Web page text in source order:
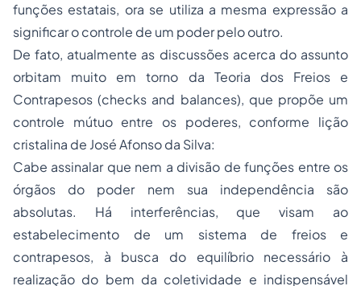
funções estatais, ora se utiliza a mesma expressão a
significar o controle de um poder pelo outro.
De fato, atualmente as discussões acerca do assunto
orbitam muito em torno da Teoria dos Freios e
Contrapesos (checks and balances), que propõe um
controle mútuo entre os poderes, conforme lição
cristalina de José Afonso da Silva:
Cabe assinalar que nem a divisão de funções entre os
órgãos do poder nem sua independência são
absolutas. Há interferências, que visam ao
estabelecimento de um sistema de freios e
contrapesos, à busca do equilíbrio necessário à
realização do bem da coletividade e indispensável